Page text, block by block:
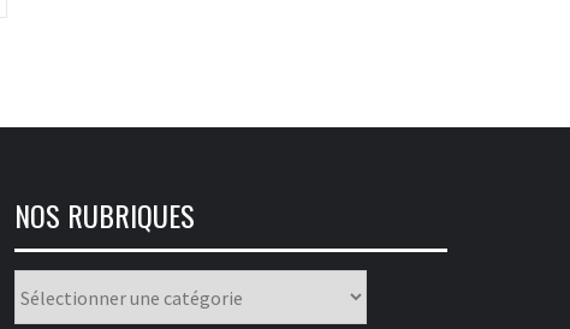
NOS RUBRIQUES
rubriques